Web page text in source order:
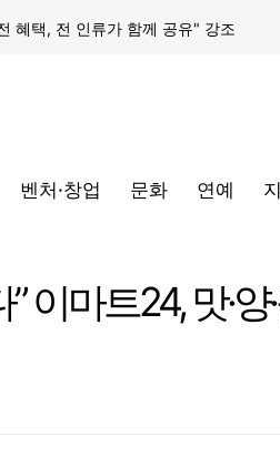
혜택, 전 인류가 함께 공유" 강조
스토어 오픈
해안-동서울’ 수주… 시장 확대 본격화
혜택, 전 인류가 함께 공유" 강조
벤처·창업 문화 연예
이마트24, 맛·양